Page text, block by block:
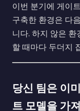
이번 분기에 게이
구축한 환경은 다
니다. 하지 않은
할 때마다 두더지
당신 팀은 이
트 모델을 가